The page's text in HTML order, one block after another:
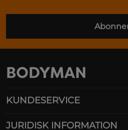
KUNDESERVICE
JURIDISK INFORMATION